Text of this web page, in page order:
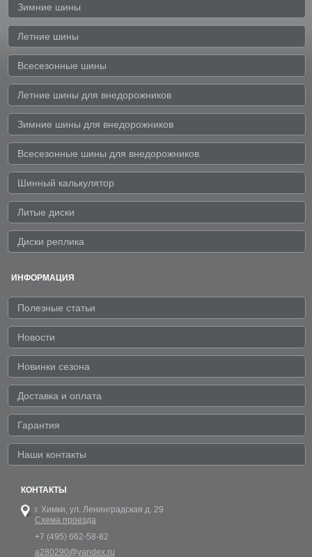
Зимние шины
Летние шины
Всесезонные шины
Летние шины для внедорожников
Зимние шины для внедорожников
Всесезонные шины для внедорожников
Шинный калькулятор
Литые диски
Диски реплика
ИНФОРМАЦИЯ
Полезные статьи
Новости
Новинки сезона
Доставка и оплата
Гарантия
Наши контакты
КОНТАКТЫ
г. Химки, ул. Ленинградская д. 29
Схема проезда
+7 (495) 662-58-82
a280290@yandex.ru